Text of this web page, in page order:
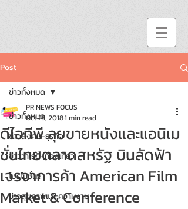
Post
ข่าวทั้งหมด
ข่าวสังคม-ธุรกิจ
ข่าววาไรตี้-ท่องเที่ยว
โปรโมชั่น!!
ข่าวสุขภาพและความงาม
ข่าวทั้งหมด
ดีไอทีพี ลุยขายหนังและแอนิเม
ชั่นไทยตลาดสหรัฐ บินลัดฟ้า
เจรจาการค้า American Film
Market & Conference
PR NEWS FOCUS
Oct 25, 20181 min read